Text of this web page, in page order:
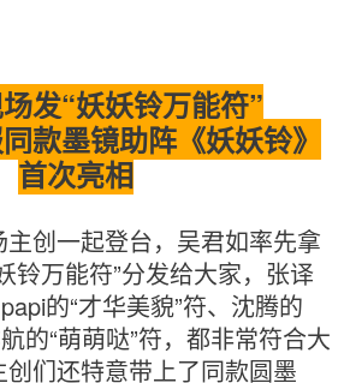
发“妖妖铃万能符”
款墨镜助阵《妖妖铃》
首次亮相
创一起登台，吴君如率先拿
铃万能符”分发给大家，张译
的“才华美貌”符、沈腾的
的“萌萌哒”符，都非常符合大
们还特意带上了同款圆墨